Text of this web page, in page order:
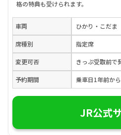
格の特典も受けられます。
車両 ひかり・こだま
席種別 指定席
変更可否 きっぷ受取前で
予約期間 乗車日1年前か
JR公式